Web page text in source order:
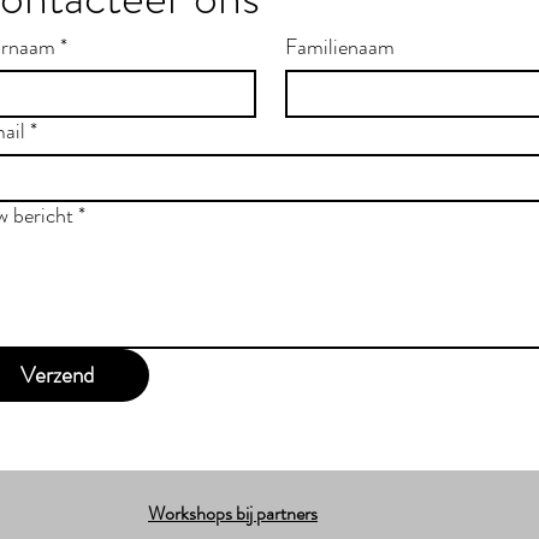
* Familienaam
*
bericht*
Verzend
Workshops bij partners